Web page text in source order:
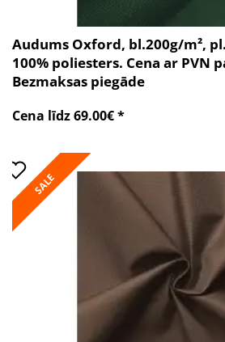
Audums Oxford, bl.200g/m²,
100% poliesters. Cena ar PVN
Bezmaksas piegāde
Cena līdz 69.00€ *
SALE